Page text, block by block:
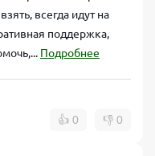
всегда идут на
поддержка,
Подробнее
👍 0 👎 0